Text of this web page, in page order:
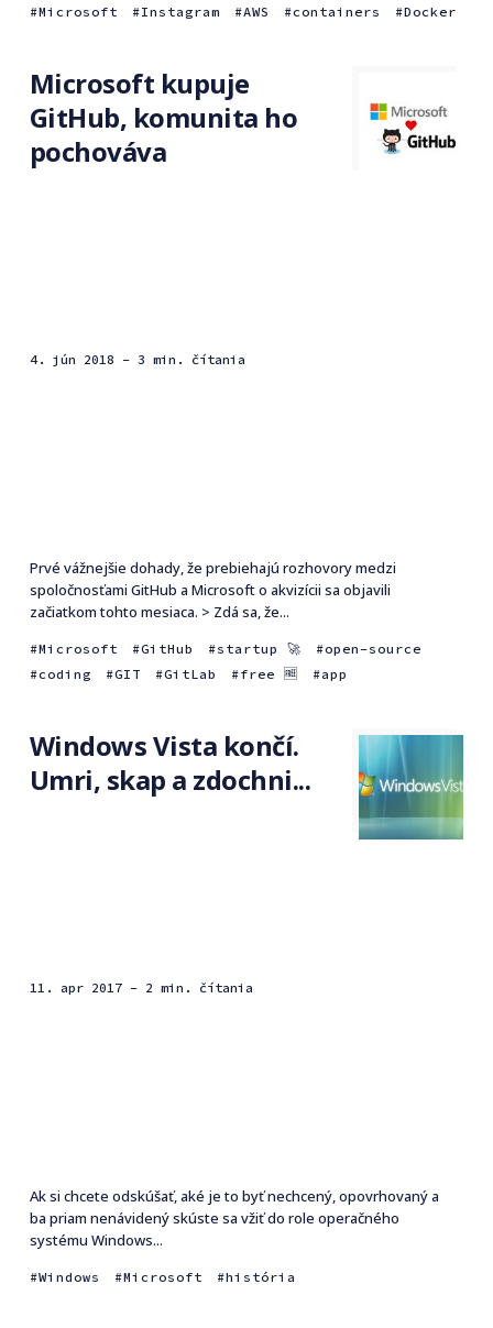
Microsoft
Instagram AWS containers Docker
Microsoft kupuje
GitHub, komunita ho
pochováva
4. jún 2018 - 3 min. čítania
Prvé vážnejšie dohady, že prebiehajú rozhovory medzi
spoločnosťami GitHub a Microsoft o akvizícii sa objavili
začiatkom tohto mesiaca. > Zdá sa, že...
Microsoft GitHub startup 🚀
open-source
coding
GIT GitLab free 🆓 app
Windows Vista končí.
Umri, skap a zdochni...
11. apr 2017- 2 min. čítania
Ak si chcete odskúšať, aké je to byť nechcený, opovrhovaný a
ba priam nenávidený skúste sa vžiť do role operačného
systému Windows...
Windows Microsoft história